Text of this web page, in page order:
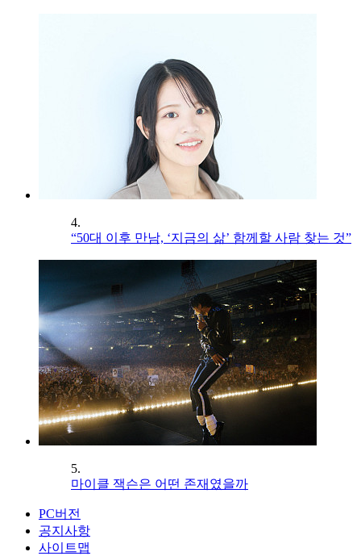
4.
“50대 이후 만남, ‘지금의 삶’ 함께할 사람 찾는 것”
5.
마이클 잭슨은 어떤 존재였을까
PC버전
공지사항
사이트맵